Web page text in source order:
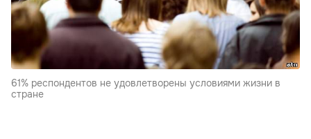
61% респондентов не удовлетворены условиями жизни в
стране